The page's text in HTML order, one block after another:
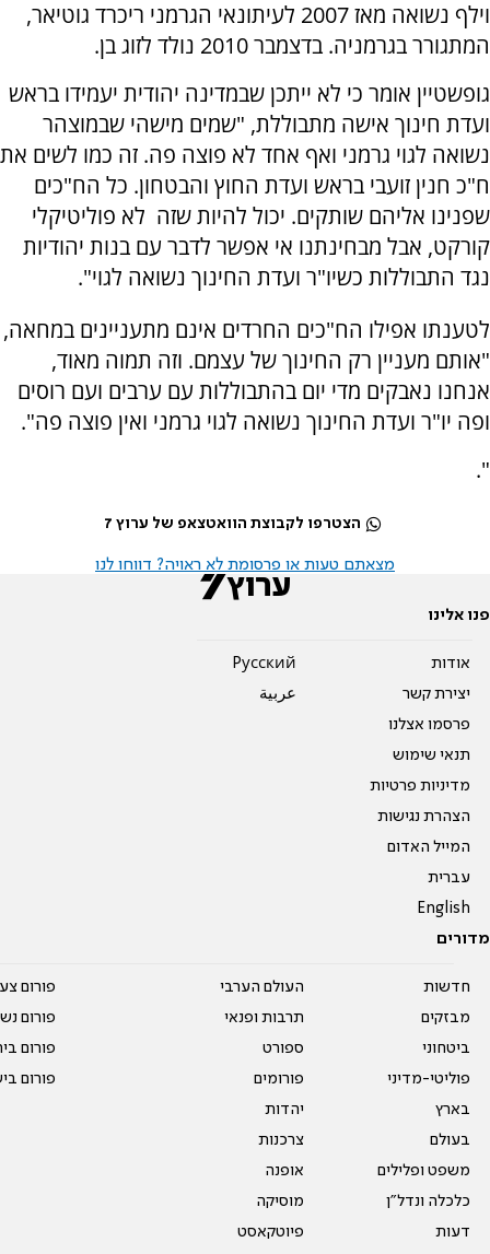
וילף נשואה מאז 2007 לעיתונאי הגרמני ריכרד גוטיאר,
המתגורר בגרמניה‏. בדצמבר 2010 נולד לזוג בן.
גופשטיין אומר כי לא ייתכן שבמדינה יהודית יעמידו בראש
ועדת חינוך אישה מתבוללת, "שמים מישהי שבמוצהר
נשואה לגוי גרמני ואף אחד לא פוצה פה. זה כמו לשים את
ח"כ חנין זועבי בראש ועדת החוץ והבטחון. כל הח"כים
שפנינו אליהם שותקים. יכול להיות שזה לא פוליטיקלי
קורקט, אבל מבחינתנו אי אפשר לדבר עם בנות יהודיות
נגד התבוללות כשיו"ר ועדת החינוך נשואה לגוי".
לטענתו אפילו הח"כים החרדים אינם מתעניינים במחאה,
"אותם מעניין רק החינוך של עצמם. וזה תמוה מאוד,
אנחנו נאבקים מדי יום בהתבוללות עם ערבים ועם רוסים
ופה יו"ר ועדת החינוך נשואה לגוי גרמני ואין פוצה פה".
".
הצטרפו לקבוצת הוואטצאפ של ערוץ 7
מצאתם טעות או פרסומת לא ראויה? דווחו לנו
פנו אלינו
אודות
יצירת קשר
פרסמו אצלנו
תנאי שימוש
מדיניות פרטיות
הצהרת נגישות
המייל האדום
עברית
English
Pусский
عربية
מדורים
חדשות
מבזקים
ביטחוני
פוליטי-מדיני
בארץ
בעולם
משפט ופלילים
כלכלה ונדל"ן
דעות
העולם הערבי
תרבות ופנאי
ספורט
פורומים
יהדות
צרכנות
אופנה
מוסיקה
פיוטקאסט
פורום
פורום
פורום
פורום